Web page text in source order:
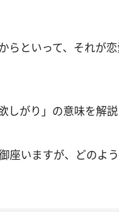
らといって、それが
しがり」の意味を解
座いますが、どのよ